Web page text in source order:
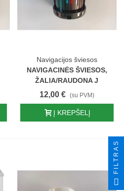
Navigacijos šviesos
NAVIGACINĖS ŠVIESOS,
ŽALIA/RAUDONA J
12,00 € (su PVM)
Į KREPŠELĮ
FILTRAS